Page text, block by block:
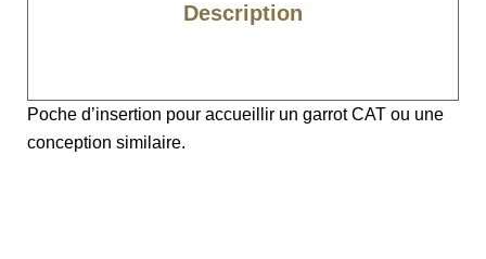
Description
Poche d’insertion pour accueillir un garrot CAT ou une
conception similaire.